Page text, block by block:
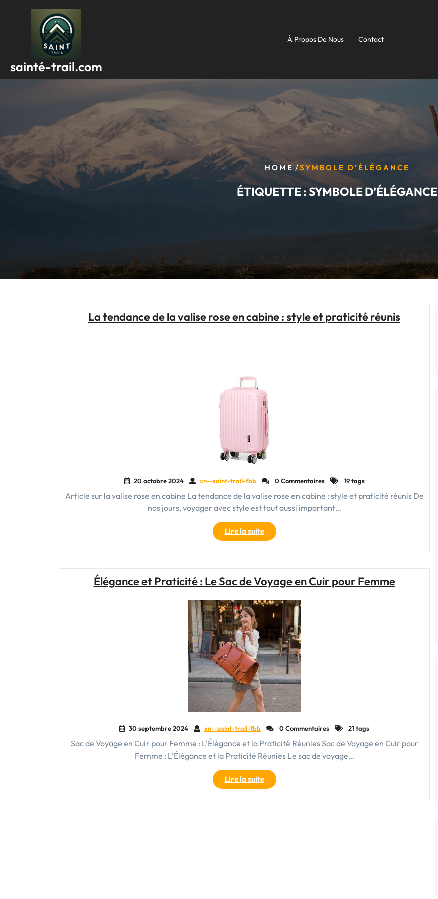
sainté-trail.com
À Propos De Nous Contact
HOME/SYMBOLE D’ÉLÉGANCE
ÉTIQUETTE :SYMBOLE D’ÉLÉGANCE
La tendance de la valise rose en cabine : style et praticité réunis
20 octobre 2024 xn--saint-trail-fbb 0 Commentaires 19 tags
Article sur la valise rose en cabine La tendance de la valise rose en cabine : style et praticité réunis De
nos jours, voyager avec style est tout aussi important…
Lire la suite"La
tendance
de
rose
cabine
style
et
praticité
réunis"
Élégance et Praticité : Le Sac de Voyage en Cuir pour Femme
30 septembre 2024 xn--saint-trail-fbb 0 Commentaires 21 tags
Sac de Voyage en Cuir pour Femme : L'Élégance et la Praticité Réunies Sac de Voyage en Cuir pour
Femme : L'Élégance et la Praticité Réunies Le sac de voyage…
Lire la suite"Élégance
et
Praticité